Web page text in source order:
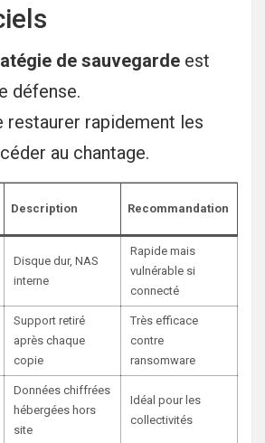
de sauvegarde est
défense.
restaurer rapidement les
au chantage.
Description Recommandation
Disque dur, NAS
interne
Rapide mais
vulnérable si
connecté
Support retiré
après chaque
copie
Très efficace
contre
ransomware
Données chiffrées
hébergées hors
site
Idéal pour les
collectivités